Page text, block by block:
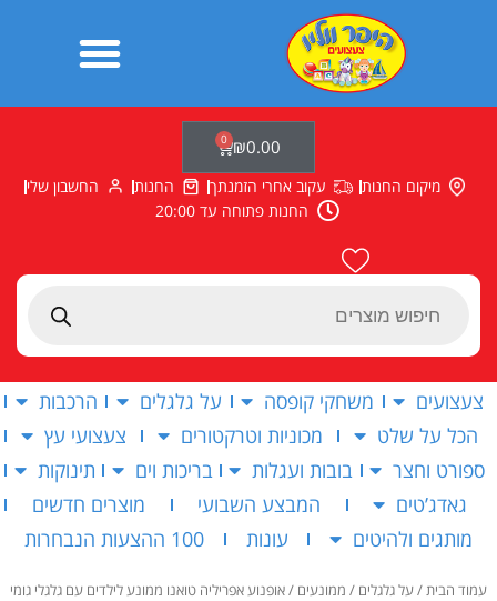
Products
₪0.00
0
עגלת
קניות
מיקום החנות עקוב אחרי הזמנתך החנות
החשבון שלי
החנות פתוחה עד 20:00
צעצועים משחקי קופסה על גלגלים
הרכבות
הכל על שלט
מכוניות וטרקטורים
צעצועי עץ
ספורט וחצר
בובות ועגלות בריכות וים
תינוקות
גאדג’טים
המבצע השבועי
מוצרים חדשים
מותגים ולהיטים
עונות 100 ההצעות הנבחרות
עמוד הבית/על גלגלים / ממונעים / אופנוע אפריליה טואנו ממונע לילדים עם גלגלי גומי